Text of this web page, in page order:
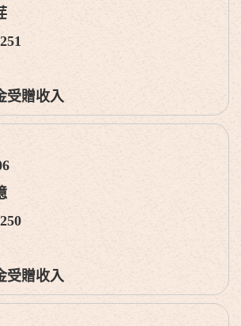
受贈收入
受贈收入